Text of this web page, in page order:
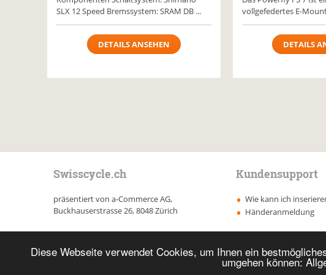
Diese Webseite verwendet Cookies, um Ihnen ein
umgehen können:
SLX 12 Speed Bremssystem: SRAM DB ...
DETAILS ANSEHEN
vollgefedertes E-
DETAILS
Swisscycle.ch
präsentiert von a-Commerce AG,
Buckhauserstrasse 26, 8048 Zürich
Kundensupport
Wie kann ich
Händeranmeldung
Copyright 2017 bis heute a-Commerce AG. All rights reserved